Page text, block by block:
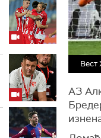
АЗ